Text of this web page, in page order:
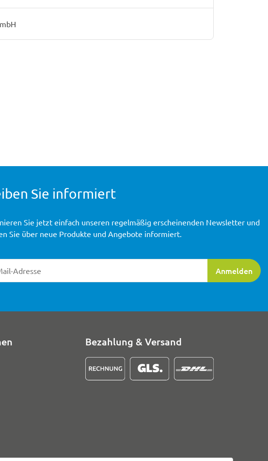
Sie informiert
Registrierung
Anmelden
Sie jetzt einfach unseren regelmäßig erscheinenden Newsletter und
Sie über neue Produkte und Angebote informiert.
Bezahlung & Versand